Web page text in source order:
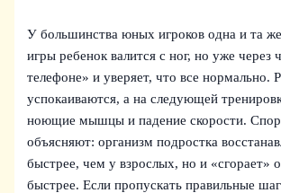
У большинства юных игроков одна и та
игры ребенок валится с ног, но уже через
телефоне» и уверяет, что все нормально.
успокаиваются, а на следующей
ноющие мышцы и падение скорости.
объясняют: организм подростка
быстрее, чем у взрослых, но и «сгорает»
быстрее. Если пропускать правильные